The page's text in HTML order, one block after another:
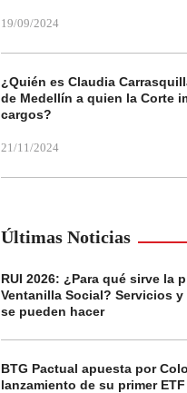
19/09/2024
¿Quién es Claudia
de Medellín a quien la Corte
cargos?
21/11/2024
Últimas Noticias
RUI 2026: ¿Para qué sirve la
Ventanilla Social? Servicios
se pueden hacer
BTG Pactual apuesta por
lanzamiento de su primer